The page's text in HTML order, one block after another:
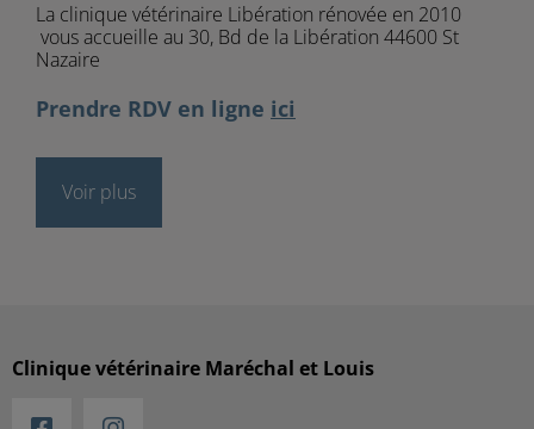
La clinique vétérinaire Libération rénovée en 2010
vous accueille au 30, Bd de la Libération 44600 St
Nazaire
Prendre RDV en ligne ici
Voir plus
Clinique vétérinaire Maréchal et Louis